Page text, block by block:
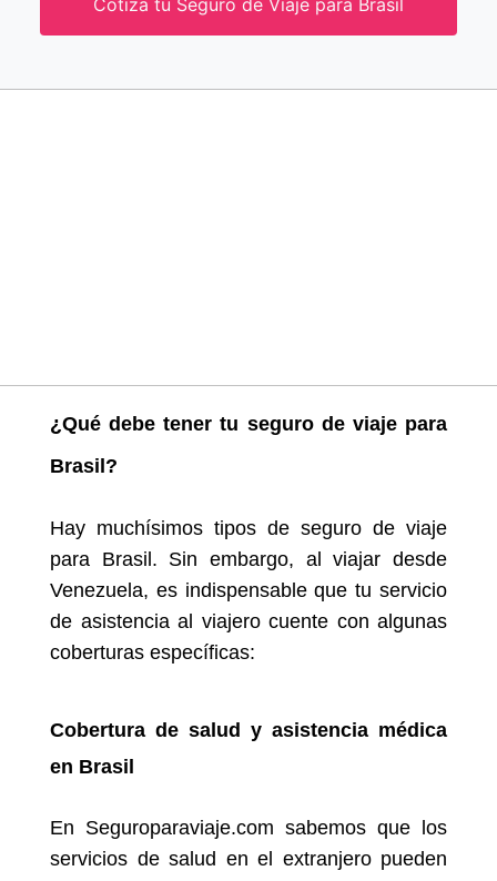
Cotiza tu Seguro de Viaje para Brasil
¿Qué debe tener tu seguro de viaje para
Brasil ?
Hay muchísimos tipos de seguro de viaje
para Brasil. Sin embargo, al viajar desde
Venezuela, es indispensable que tu servicio
de asistencia al viajero cuente con algunas
coberturas específicas:
Cobertura de salud y asistencia médica
en Brasil
En Seguroparaviaje.com sabemos que los
servicios de salud en el extranjero pueden